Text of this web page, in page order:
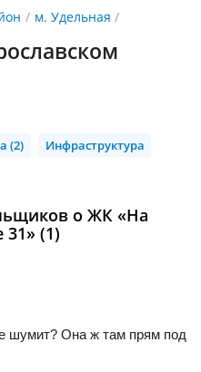
м. Удельная
(2)
Инфраструктура
о ЖК «На
31» (1)
шумит? Она ж там прям под